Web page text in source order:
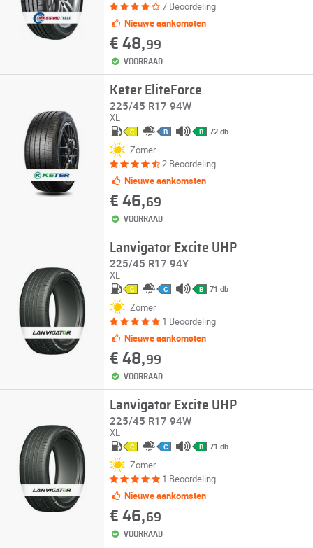
7 Beoordeling
Nieuwe aankomsten
€ 48,99
VOORRAAD
Keter EliteForce
225/45 R17 94W
XL
C B B 72 db
Zomer
2 Beoordeling
Nieuwe aankomsten
€ 46,69
VOORRAAD
Lanvigator Excite UHP
225/45 R17 94Y
XL
C C B 71 db
Zomer
1 Beoordeling
Nieuwe aankomsten
€ 48,99
VOORRAAD
Lanvigator Excite UHP
225/45 R17 94W
XL
C C B 71 db
Zomer
1 Beoordeling
Nieuwe aankomsten
€ 46,69
VOORRAAD